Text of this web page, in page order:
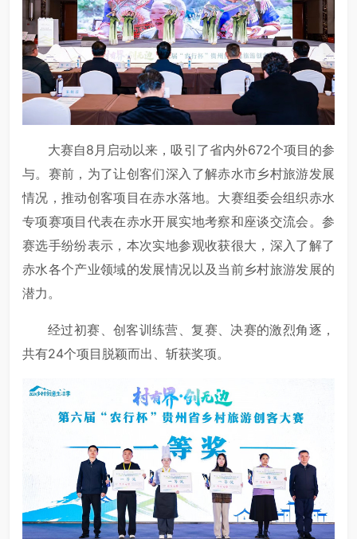
大赛自8月启动以来，吸引了省内外672个项目的参
与。赛前，为了让创客们深入了解赤水市乡村旅游发展
情况，推动创客项目在赤水落地。大赛组委会组织赤水
专项赛项目代表在赤水开展实地考察和座谈交流会。参
赛选手纷纷表示，本次实地参观收获很大，深入了解了
赤水各个产业领域的发展情况以及当前乡村旅游发展的
潜力。
经过初赛、创客训练营、复赛、决赛的激烈角逐，
共有24个项目脱颖而出、斩获奖项。